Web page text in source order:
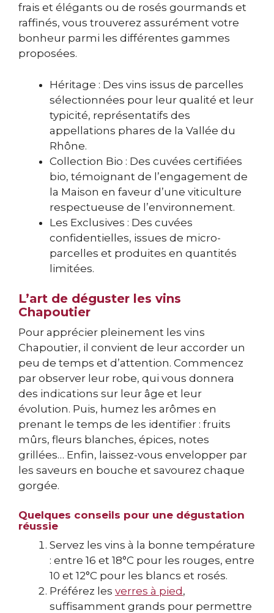
frais et élégants ou de rosés gourmands et
raffinés, vous trouverez assurément votre
bonheur parmi les différentes gammes
proposées.
Héritage : Des vins issus de parcelles
sélectionnées pour leur qualité et leur
typicité, représentatifs des
appellations phares de la Vallée du
Rhône.
Collection Bio : Des cuvées certifiées
bio, témoignant de l’engagement de
la Maison en faveur d’une viticulture
respectueuse de l’environnement.
Les Exclusives : Des cuvées
confidentielles, issues de micro-
parcelles et produites en quantités
limitées.
L’art de déguster les vins
Chapoutier
Pour apprécier pleinement les vins
Chapoutier, il convient de leur accorder un
peu de temps et d’attention. Commencez
par observer leur robe, qui vous donnera
des indications sur leur âge et leur
évolution. Puis, humez les arômes en
prenant le temps de les identifier : fruits
mûrs, fleurs blanches, épices, notes
grillées… Enfin, laissez-vous envelopper par
les saveurs en bouche et savourez chaque
gorgée.
Quelques conseils pour une dégustation
réussie
Servez les vins à la bonne température
: entre 16 et 18°C pour les rouges, entre
10 et 12°C pour les blancs et rosés.
Préférez les verres à pied,
suffisamment grands pour permettre